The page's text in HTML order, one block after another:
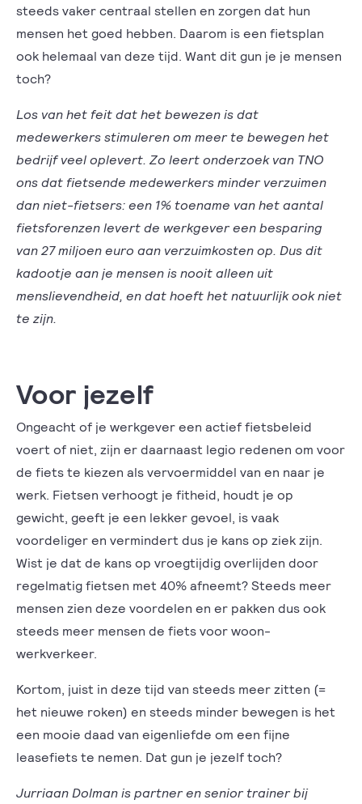
steeds vaker centraal stellen en zorgen dat hun
mensen het goed hebben. Daarom is een fietsplan
ook helemaal van deze tijd. Want dit gun je je mensen
toch?
Los van het feit dat het bewezen is dat
medewerkers stimuleren om meer te bewegen het
bedrijf veel oplevert. Zo leert onderzoek van TNO
ons dat fietsende medewerkers minder verzuimen
dan niet-fietsers: een 1% toename van het aantal
fietsforenzen levert de werkgever een besparing
van 27 miljoen euro aan verzuimkosten op. Dus dit
kadootje aan je mensen is nooit alleen uit
menslievendheid, en dat hoeft het natuurlijk ook niet
te zijn.
Voor jezelf
Ongeacht of je werkgever een actief fietsbeleid
voert of niet, zijn er daarnaast legio redenen om voor
de fiets te kiezen als vervoermiddel van en naar je
werk. Fietsen verhoogt je fitheid, houdt je op
gewicht, geeft je een lekker gevoel, is vaak
voordeliger en vermindert dus je kans op ziek zijn.
Wist je dat de kans op vroegtijdig overlijden door
regelmatig fietsen met 40% afneemt? Steeds meer
mensen zien deze voordelen en er pakken dus ook
steeds meer mensen de fiets voor woon-
werkverkeer.
Kortom, juist in deze tijd van steeds meer zitten (=
het nieuwe roken) en steeds minder bewegen is het
een mooie daad van eigenliefde om een fijne
leasefiets te nemen. Dat gun je jezelf toch?
Jurriaan Dolman is partner en senior trainer bij